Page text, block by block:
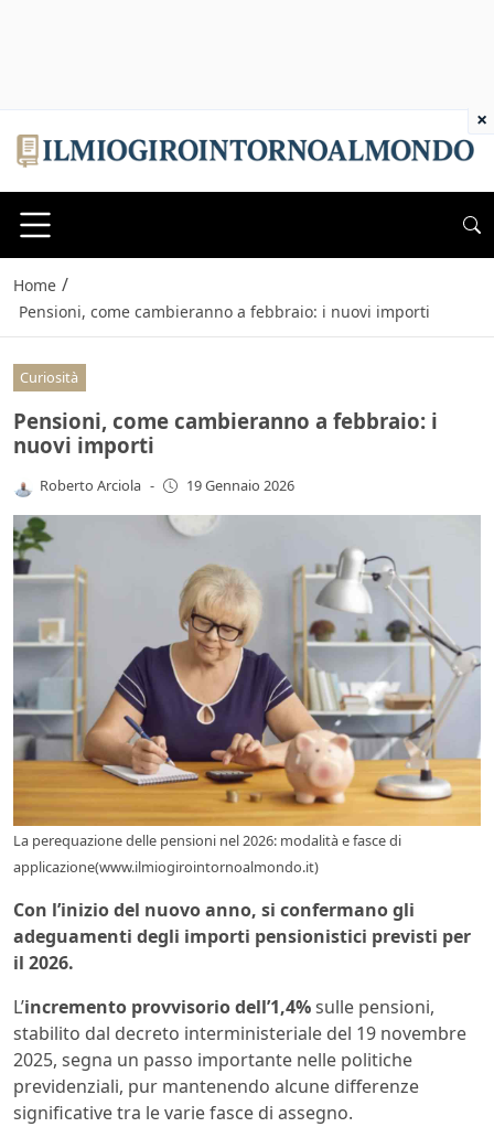
Home /
Pensioni, come cambieranno a febbraio: i nuovi importi
Curiosità
Pensioni, come cambieranno a febbraio: i
nuovi importi
Roberto Arciola - 19 Gennaio 2026
La perequazione delle pensioni nel 2026: modalità e fasce di
applicazione(www.ilmiogirointornoalmondo.it)
Con l’inizio del nuovo anno, si confermano gli
adeguamenti degli importi pensionistici previsti per
il 2026.
L’incremento provvisorio dell’1,4%sulle pensioni,
stabilito dal decreto interministeriale del 19 novembre
2025, segna un passo importante nelle politiche
previdenziali, pur mantenendo alcune differenze
significative tra le varie fasce di assegno.
×